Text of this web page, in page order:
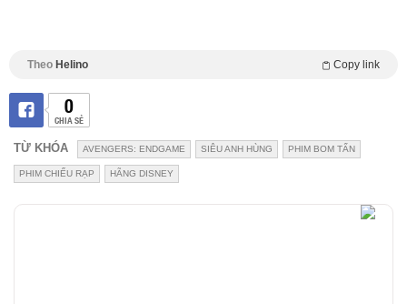
Theo Helino Copy link
0
CHIA SẺ
TỪ KHÓA AVENGERS: ENDGAME SIÊU ANH HÙNG PHIM BOM TẤN
PHIM CHIẾU RẠP HÃNG DISNEY